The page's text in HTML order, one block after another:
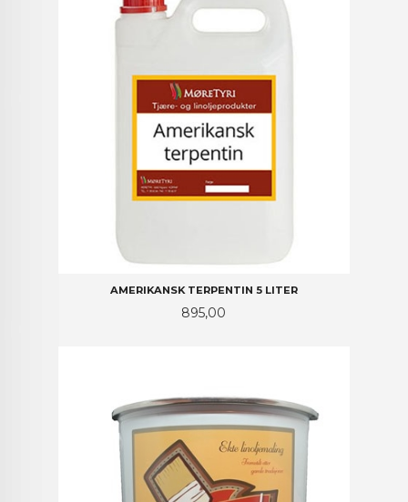
AMERIKANSK TERPENTIN 5 LITER
Pris
895,00